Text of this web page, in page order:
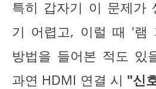
특히 갑자기 이 문제가
기 어렵고, 이럴 때 '램
방법을 들어본 적도 있
과연 HDMI 연결 시 "신